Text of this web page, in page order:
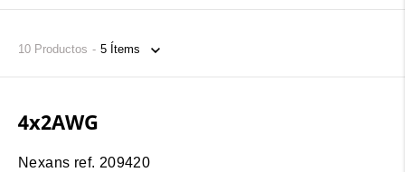
10 Productos
4x2AWG
Nexans ref. 209420